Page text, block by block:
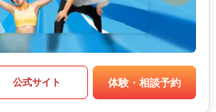
公式サイト 体験・相談予約